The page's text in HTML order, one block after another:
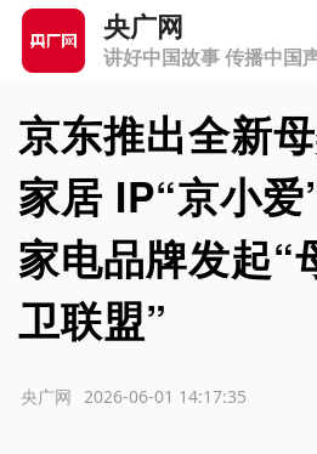
央广网
讲好中国故事 传播中国
京东推出全新
家居 IP“京小
家电品牌发起“
卫联盟”
2026-06-01 14:17:35
央广网